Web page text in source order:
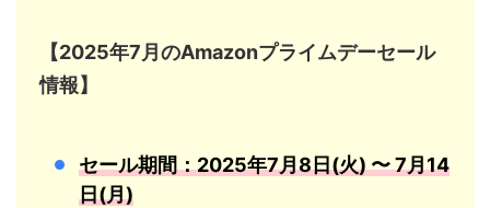
【2025年7月のAmazonプライムデーセール
情報】
セール期間：2025年7月8日(火) 〜 7月14
日(月)